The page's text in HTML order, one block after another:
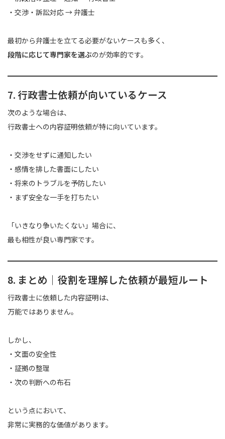
・交渉・訴訟対応 → 弁護士
最初から弁護士を立てる必要がないケースも多く、
段階に応じて専門家を選ぶのが効率的です。
7. 行政書士依頼が向いているケース
次のような場合は、
行政書士への内容証明依頼が特に向いています。
・交渉をせずに通知したい
・感情を排した書面にしたい
・将来のトラブルを予防したい
・まず安全な一手を打ちたい
「いきなり争いたくない」場合に、
最も相性が良い専門家です。
8. まとめ｜役割を理解した依頼が最短ルート
行政書士に依頼した内容証明は、
万能ではありません。
しかし、
・文面の安全性
・証拠の整理
・次の判断への布石
という点において、
非常に実務的な価値があります。